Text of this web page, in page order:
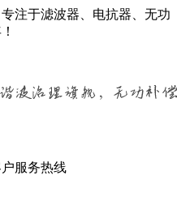
注于滤波器、电抗器、无功
服务热线